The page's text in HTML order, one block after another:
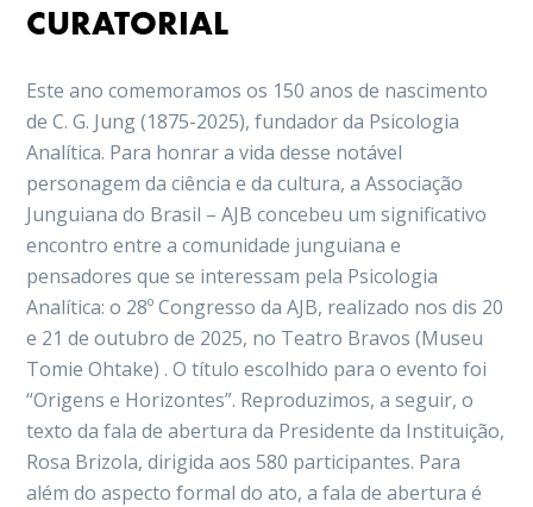
CURATORIAL
Este ano comemoramos os 150 anos de nascimento
de C. G. Jung (1875-2025), fundador da Psicologia
Analítica. Para honrar a vida desse notável
personagem da ciência e da cultura, a Associação
Junguiana do Brasil – AJB concebeu um significativo
encontro entre a comunidade junguiana e
pensadores que se interessam pela Psicologia
Analítica: o 28º Congresso da AJB, realizado nos dis 20
e 21 de outubro de 2025, no Teatro Bravos (Museu
Tomie Ohtake) . O título escolhido para o evento foi
“Origens e Horizontes”. Reproduzimos, a seguir, o
texto da fala de abertura da Presidente da Instituição,
Rosa Brizola, dirigida aos 580 participantes. Para
além do aspecto formal do ato, a fala de abertura é